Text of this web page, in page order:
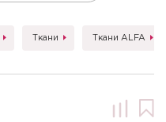
Ткани Ткани ALFA